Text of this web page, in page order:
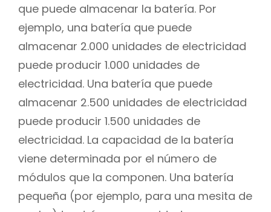
que puede almacenar la batería. Por
ejemplo, una batería que puede
almacenar 2.000 unidades de electricidad
puede producir 1.000 unidades de
electricidad. Una batería que puede
almacenar 2.500 unidades de electricidad
puede producir 1.500 unidades de
electricidad. La capacidad de la batería
viene determinada por el número de
módulos que la componen. Una batería
pequeña (por ejemplo, para una mesita de